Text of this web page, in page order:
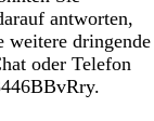
antworten,
weitere dringende
oder Telefon